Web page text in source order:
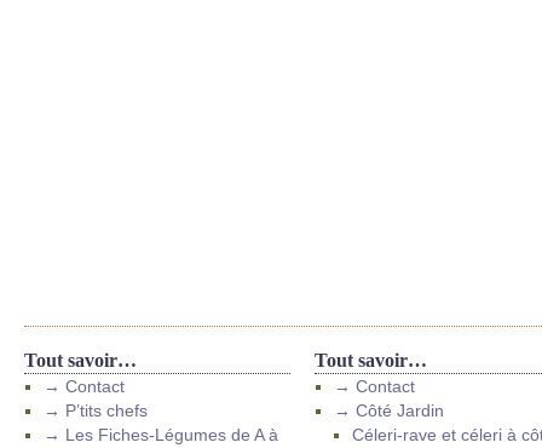
Tout savoir…
→ Contact
→ P’tits chefs
→ Les Fiches-Légumes de A à
Tout savoir…
→ Contact
→ Côté Jardin
Céleri-rave et céleri à